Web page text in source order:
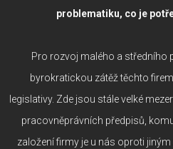
problematiku, co je
Pro rozvoj malého a středního
byrokratickou zátěž těchto
legislativy. Zde jsou stále velké
pracovněprávních předpisů,
založení firmy je u nás oproti